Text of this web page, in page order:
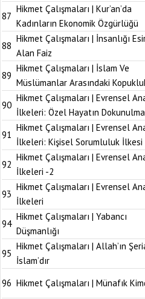
87
Hikmet Çalışmaları | Kur’an’da
Kadınların Ekonomik Özgürlüğü
88
Hikmet Çalışmaları | İnsanlığı
Alan Faiz
89
Hikmet Çalışmaları | İslam Ve
Müslümanlar Arasındaki
90
Hikmet Çalışmaları | Evrensel
İlkeleri: Özel Hayatın
91
Hikmet Çalışmaları | Evrensel
İlkeleri: Kişisel Sorumluluk İlkesi
92
Hikmet Çalışmaları | Evrensel
İlkeleri -2
93
Hikmet Çalışmaları | Evrensel
İlkeleri
94
Hikmet Çalışmaları | Yabancı
Düşmanlığı
95
Hikmet Çalışmaları | Allah’ın
İslam’dır
96 Hikmet Çalışmaları | Münafık